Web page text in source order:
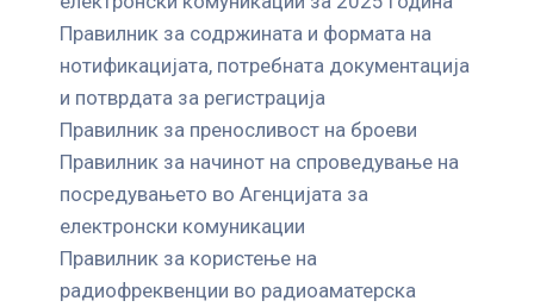
Правилник за содржината и формата на
нотификацијата, потребната документација
и потврдата за регистрација
Правилник за преносливост на броеви
Правилник за начинот на спроведување на
посредувањето во Агенцијата за
електронски комуникации
Правилник за користење на
радиофреквенции во радиоаматерска